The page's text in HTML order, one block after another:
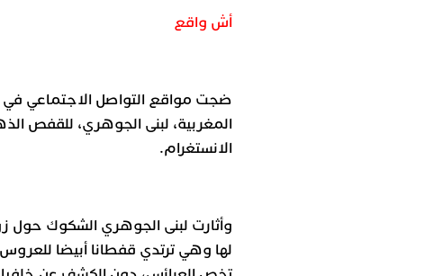
أش واقع
ضجت مواقع التواصل الاجتماعي في
المغربية، لبنى الجوهري، للقفص
الانستغرام.
وأثارت لبنى الجوهري الشكوك حول
لها وهي ترتدي قفطانا أبيضا